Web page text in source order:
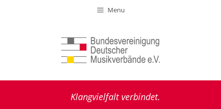
Menu
Klangvielfalt verbindet.